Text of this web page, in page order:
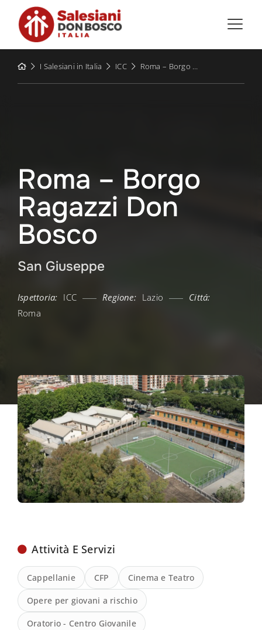
content
I Salesiani in Italia ICC Roma – Borgo Ragazzi Don Bosco
Roma – Borgo
Ragazzi Don
Bosco
San Giuseppe
Ispettoria: ICC Regione: Lazio
Cittá:
Roma
Attività E Servizi
Cappellanie CFP Cinema e Teatro
Opere per giovani a rischio
Oratorio - Centro Giovanile